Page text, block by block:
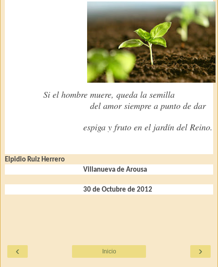
Si el hombre muere, queda la semilla
del amor siempre a punto de dar
espiga y fruto en el jardín del Reino.
Elpidio Ruiz Herrero
Villanueva de Arousa
30 de Octubre de 2012
‹ ›
Inicio